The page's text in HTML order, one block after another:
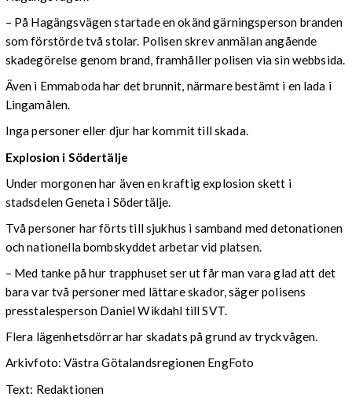
– På Hagängsvägen startade en okänd gärningsperson branden
som förstörde två stolar. Polisen skrev anmälan angående
skadegörelse genom brand, framhåller polisen via sin webbsida.
Även i Emmaboda har det brunnit, närmare bestämt i en lada i
Lingamålen.
Inga personer eller djur har kommit till skada.
Explosion i Södertälje
Under morgonen har även en kraftig explosion skett i
stadsdelen Geneta i Södertälje.
Två personer har förts till sjukhus i samband med detonationen
och nationella bombskyddet arbetar vid platsen.
– Med tanke på hur trapphuset ser ut får man vara glad att det
bara var två personer med lättare skador, säger polisens
presstalesperson Daniel Wikdahl till SVT.
Flera lägenhetsdörrar har skadats på grund av tryckvågen.
Arkivfoto: Västra Götalandsregionen EngFoto
Text: Redaktionen